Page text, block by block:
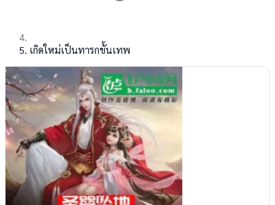
เกิดใหม่เป็นทารกขั้นเทพ